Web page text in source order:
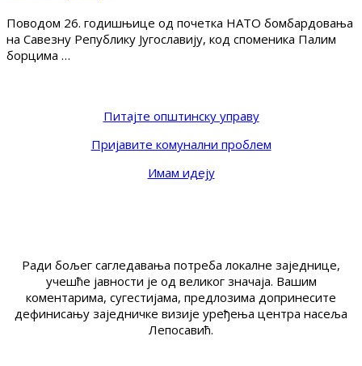
Поводом 26. годишњице од почетка НАТО бомбардовања
на Савезну Републику Југославију, код споменика Палим
борцима …
Питајте општинску управу
Пријавите комунални проблем
Имам идеју
Ради бољег сагледавања потреба локалне заједнице,
учешће јавности је од великог значаја. Вашим
коментарима, сугестијама, предлозима допринесите
дефинисању заједничке визије уређења центра насеља
Лепосавић.